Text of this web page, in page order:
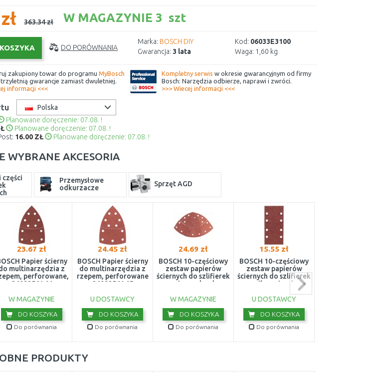
363.34 zł W MAGAZYNIE 3 szt
DO PORÓWNANIA
Marka: BOSCH DIY
Gwarancja: 3 lata
Kod: 06033E3100
Waga: 1,60 kg
zakupiony towar do programu MyBosch
gwarancje zamiast dwuletniej.
informacji <<<
Kompletny serwis w okresie gwarancyjnym od firmy
Bosch: Narzędzia odbierze, naprawi i zwróci.
>>> Wiecej informacji <<<
Polska
Planowane doręczenie: 07.08. !
Planowane doręczenie: 07.08. !
16.00 ZŁ Planowane doręczenie: 07.08. !
WYBRANE AKCESORIA
części
Przemysłowe
odkurzacze
Sprzęt AGD
23.67 zł
Papier ścierny
multinarzędzia z
perforowane,
2609256A64
W MAGAZYNIE
DO KOSZYKA
Do porównania
24.45 zł
BOSCH Papier ścierny
do multinarzędzia z
rzepem, perforowane
2609256A65
U DOSTAWCY
DO KOSZYKA
Do porównania
24.69 zł
BOSCH 10-częściowy
zestaw papierów
ściernych do szlifierek
uniwersalnych
W MAGAZYNIE
DO KOSZYKA
Do porównania
15.55 zł
BOSCH 10-częściowy
zestaw papierów
ściernych do szlifierek
wibracyjnych
U DOSTAWCY
DO KOSZYKA
Do porównania
PRODUKTY